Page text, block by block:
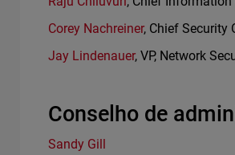
Corey Nachreiner, Chief Security
Jay Lindenauer, VP, Network
Conselho de
Sandy Gill